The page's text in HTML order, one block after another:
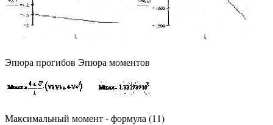
Эпюра прогибов Эпюра моментов
Максимальный момент - формула (11)